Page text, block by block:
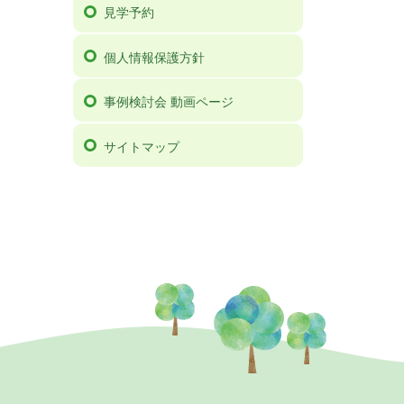
見学予約
個人情報保護方針
事例検討会 動画ページ
サイトマップ